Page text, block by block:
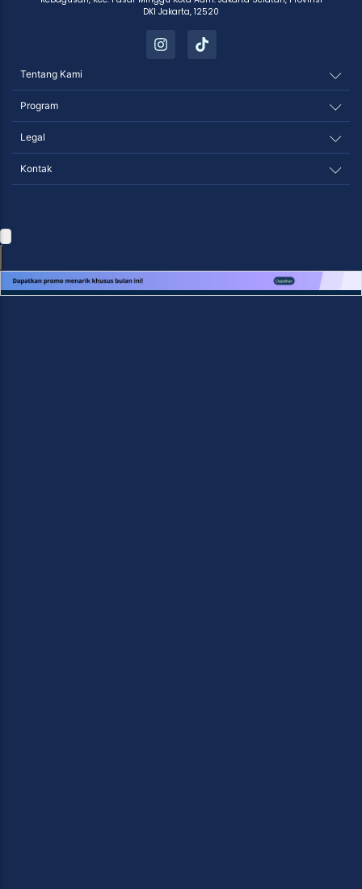
DKI Jakarta, 12520
Tentang Kami
Program
Legal
Kontak